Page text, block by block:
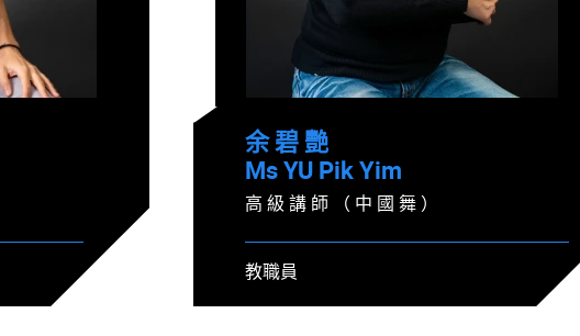
余 碧 艷
Ms YU Pik Yim
高 級 講 師 （ 中 國 舞 ）
教職員